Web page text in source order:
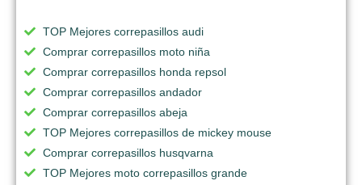
TOP Mejores correpasillos audi
Comprar correpasillos moto niña
Comprar correpasillos honda repsol
Comprar correpasillos andador
Comprar correpasillos abeja
TOP Mejores correpasillos de mickey mouse
Comprar correpasillos husqvarna
TOP Mejores moto correpasillos grande